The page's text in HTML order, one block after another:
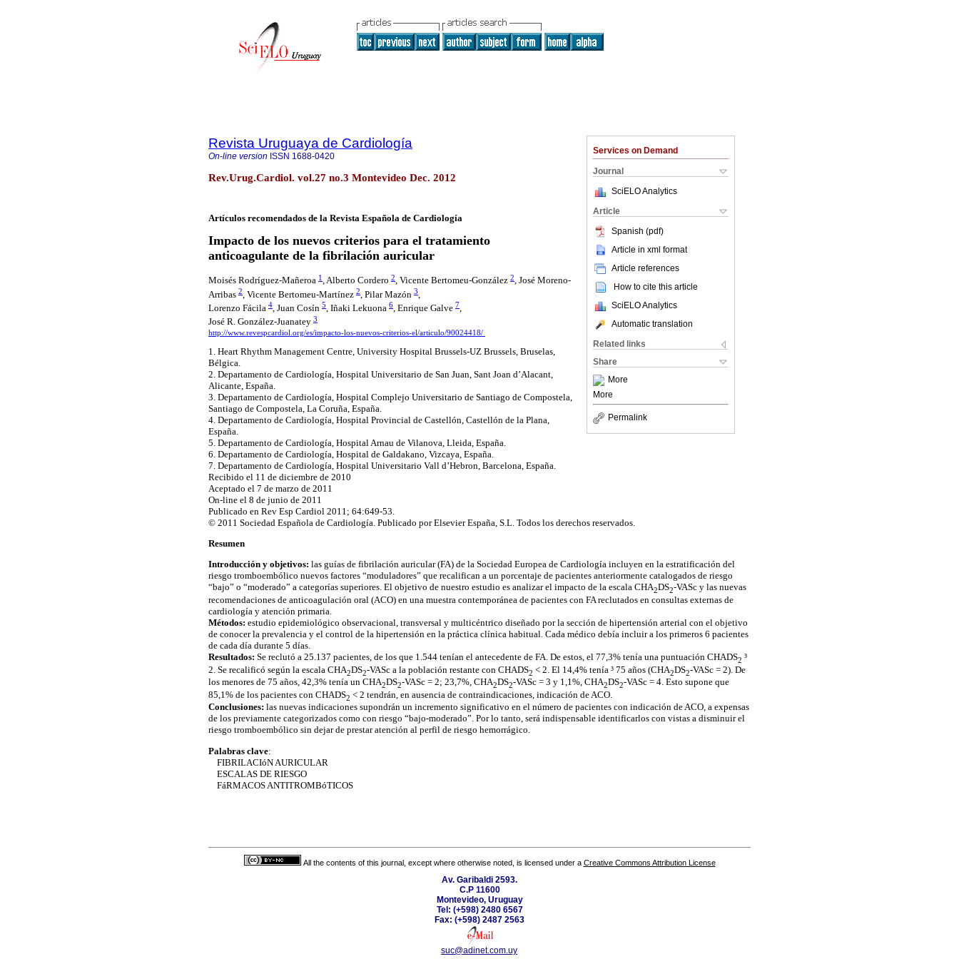
Services on Demand
Journal
SciELO Analytics
Article
Spanish (pdf)
Article in xml format
Article references
How to cite this article
SciELO Analytics
Automatic translation
Related links
Share
More
More
Permalink
Revista Uruguaya de Cardiología
On-line version ISSN 1688-0420
Rev.Urug.Cardiol. vol.27 no.3 Montevideo Dec. 2012
Artículos recomendados de la Revista Española de Cardiología
Impacto de los nuevos criterios para el tratamiento
anticoagulante de la fibrilación auricular
Moisés Rodríguez-Mañeroa 1, Alberto Cordero 2, Vicente Bertomeu-González 2, José Moreno-
Arribas 2, Vicente Bertomeu-Martínez 2, Pilar Mazón 3,
Lorenzo Fácila 4, Juan Cosín 5, Iñaki Lekuona 6, Enrique Galve 7,
José R. González-Juanatey 3
http://www.revespcardiol.org/es/impacto-los-nuevos-criterios-el/articulo/90024418/
1. Heart Rhythm Management Centre, University Hospital Brussels-UZ Brussels, Bruselas,
Bélgica.
2. Departamento de Cardiología, Hospital Universitario de San Juan, Sant Joan d’Alacant,
Alicante, España.
3. Departamento de Cardiología, Hospital Complejo Universitario de Santiago de Compostela,
Santiago de Compostela, La Coruña, España.
4. Departamento de Cardiología, Hospital Provincial de Castellón, Castellón de la Plana,
España.
5. Departamento de Cardiología, Hospital Arnau de Vilanova, Lleida, España.
6. Departamento de Cardiología, Hospital de Galdakano, Vizcaya, España.
7. Departamento de Cardiología, Hospital Universitario Vall d’Hebron, Barcelona, España.
Recibido el 11 de diciembre de 2010
Aceptado el 7 de marzo de 2011
On-line el 8 de junio de 2011
Publicado en Rev Esp Cardiol 2011; 64:649-53.
© 2011 Sociedad Española de Cardiología. Publicado por Elsevier España, S.L. Todos los derechos reservados.
Resumen
Introducción y objetivos: las guías de fibrilación auricular (FA) de la Sociedad Europea de Cardiología incluyen en la estratificación del
riesgo tromboembólico nuevos factores “moduladores” que recalifican a un porcentaje de pacientes anteriormente catalogados de riesgo
“bajo” o “moderado” a categorías superiores. El objetivo de nuestro estudio es analizar el impacto de la escala CHA2DS2-VASc y las nuevas
recomendaciones de anticoagulación oral (ACO) en una muestra contemporánea de pacientes con FA reclutados en consultas externas de
cardiología y atención primaria.
Métodos: estudio epidemiológico observacional, transversal y multicéntrico diseñado por la sección de hipertensión arterial con el objetivo
de conocer la prevalencia y el control de la hipertensión en la práctica clínica habitual. Cada médico debía incluir a los primeros 6 pacientes
de cada día durante 5 días.
Resultados: Se reclutó a 25.137 pacientes, de los que 1.544 tenían el antecedente de FA. De estos, el 77,3% tenía una puntuación CHADS2 ³
2. Se recalificó según la escala CHA2DS2-VASc a la población restante con CHADS2 < 2. El 14,4% tenía ³ 75 años (CHA2DS2-VASc = 2). De
los menores de 75 años, 42,3% tenía un CHA2DS2-VASc = 2; 23,7%, CHA2DS2-VASc = 3 y 1,1%, CHA2DS2-VASc = 4. Esto supone que
85,1% de los pacientes con CHADS2 < 2 tendrán, en ausencia de contraindicaciones, indicación de ACO.
Conclusiones: las nuevas indicaciones supondrán un incremento significativo en el número de pacientes con indicación de ACO, a expensas
de los previamente categorizados como con riesgo “bajo-moderado”. Por lo tanto, será indispensable identificarlos con vistas a disminuir el
riesgo tromboembólico sin dejar de prestar atención al perfil de riesgo hemorrágico.
Palabras clave:
FIBRILACIóN AURICULAR
ESCALAS DE RIESGO
FáRMACOS ANTITROMBóTICOS
All the contents of this journal, except where otherwise noted, is licensed under a Creative Commons Attribution License
Av. Garibaldi 2593.
C.P 11600
Montevideo, Uruguay
Tel: (+598) 2480 6567
Fax: (+598) 2487 2563
suc@adinet.com.uy